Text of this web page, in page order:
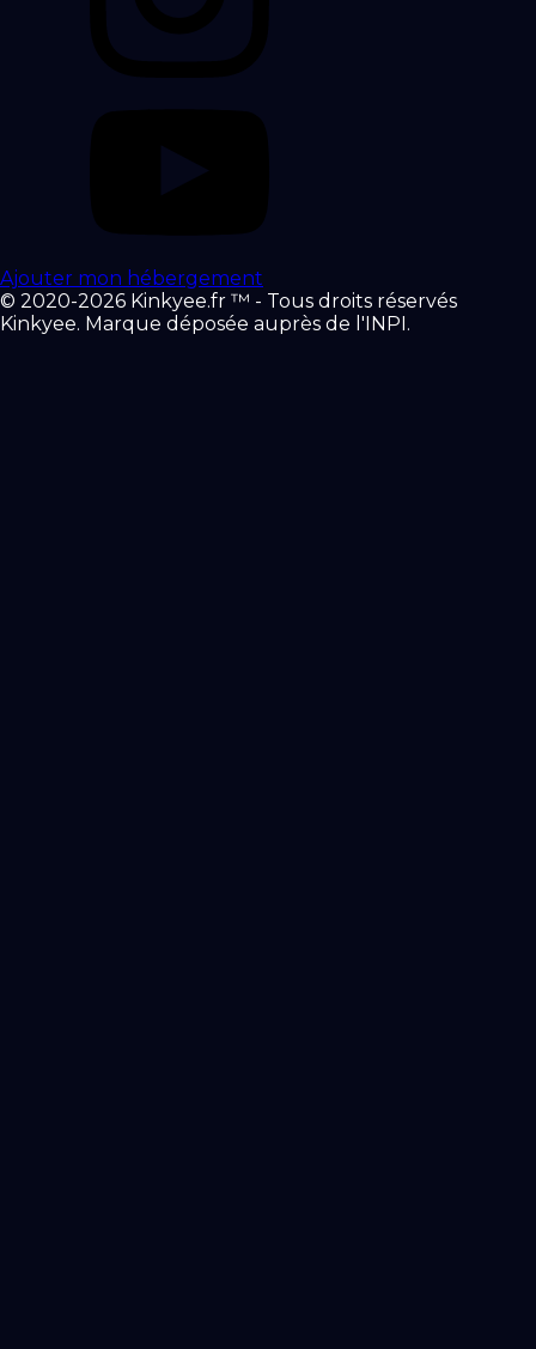
Ajouter mon hébergement
© 2020-2026 Kinkyee.fr ™ - Tous droits réservés
Kinkyee. Marque déposée auprès de l'INPI.